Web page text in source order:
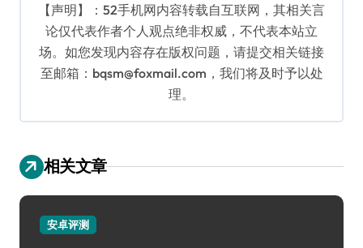
【声明】：52手机网内容转载自互联网，其相关言
论仅代表作者个人观点绝非权威，不代表本站立
场。如您发现内容存在版权问题，请提交相关链接
至邮箱：bqsm@foxmail.com，我们将及时予以处
理。
相关文章
安卓评测